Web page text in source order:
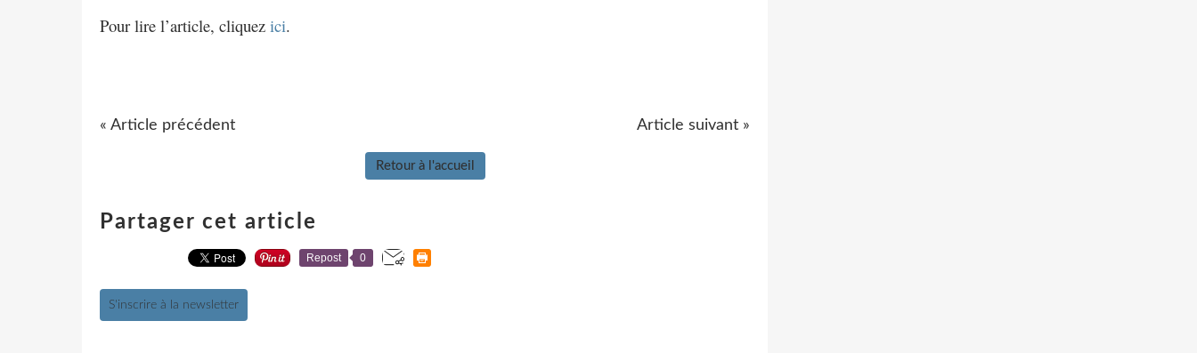
Pour lire l’article, cliquez ici.
« Article précédent Article suivant »
Retour à l'accueil
Partager cet article
Repost 0
S'inscrire à la newsletter